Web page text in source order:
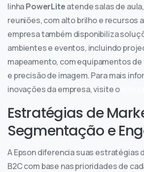
linhaPowerLiteatende salas de
reuniões, com alto brilho e recursos
empresa também disponibiliza
ambientes e eventos, incluindo
mapeamento, com equipamentos
e precisão de imagem. Para mais
inovações da empresa, visite o
Estratégias de
Segmentação e
A Epson diferencia suas estratégias
B2C com base nas prioridades de